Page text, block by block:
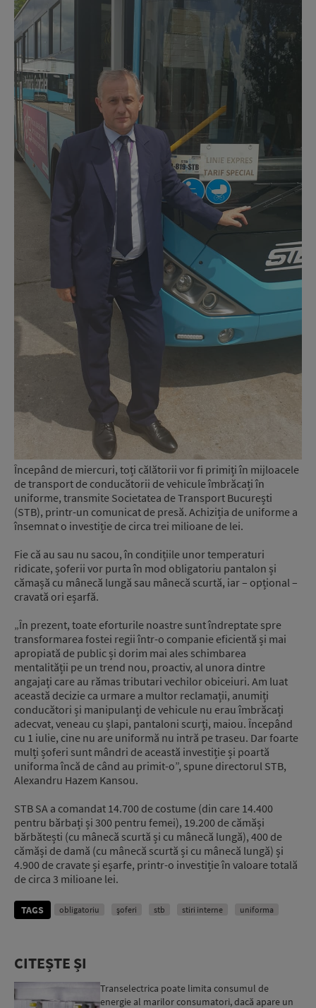
Începând de miercuri, toți călătorii vor fi primiți în mijloacele
de transport de conducătorii de vehicule îmbrăcați în
uniforme, transmite Societatea de Transport București
(STB), printr-un comunicat de presă. Achiziția de uniforme a
însemnat o investiție de circa trei milioane de lei.
Fie că au sau nu sacou, în condițiile unor temperaturi
ridicate, șoferii vor purta în mod obligatoriu pantalon și
cămașă cu mânecă lungă sau mânecă scurtă, iar – opțional –
cravată ori eșarfă.
„În prezent, toate eforturile noastre sunt îndreptate spre
transformarea fostei regii într-o companie eficientă și mai
apropiată de public și dorim mai ales schimbarea
mentalității pe un trend nou, proactiv, al unora dintre
angajați care au rămas tributari vechilor obiceiuri. Am luat
această decizie ca urmare a multor reclamații, anumiți
conducători și manipulanți de vehicule nu erau îmbrăcați
adecvat, veneau cu șlapi, pantaloni scurți, maiou. Începând
cu 1 iulie, cine nu are uniformă nu intră pe traseu. Dar foarte
mulți șoferi sunt mândri de această investiție și poartă
uniforma încă de când au primit-o”, spune directorul STB,
Alexandru Hazem Kansou.
STB SA a comandat 14.700 de costume (din care 14.400
pentru bărbați și 300 pentru femei), 19.200 de cămăși
bărbătești (cu mânecă scurtă și cu mânecă lungă), 400 de
cămăși de damă (cu mânecă scurtă și cu mânecă lungă) și
4.900 de cravate și eșarfe, printr-o investiție în valoare totală
de circa 3 milioane lei.
TAGS obligatoriu şoferi stb stiri interne uniforma
CITEȘTE ȘI
Transelectrica poate limita consumul de
energie al marilor consumatori, dacă apare un